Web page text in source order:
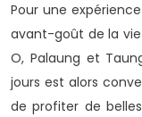
Pour une
avant-goût de la
O, Palaung et
jours est alors
de profiter de